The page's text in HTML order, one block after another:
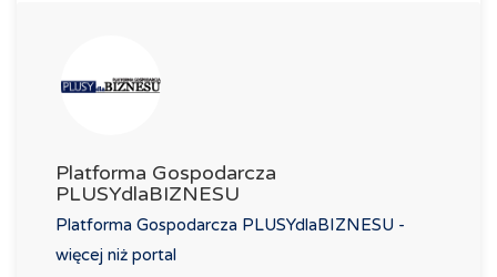
Platforma Gospodarcza
PLUSYdlaBIZNESU
Platforma Gospodarcza PLUSYdlaBIZNESU -
więcej niż portal